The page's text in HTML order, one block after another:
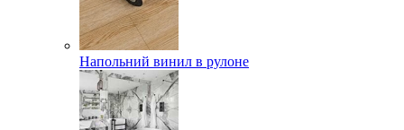
Напольний винил в рулоне